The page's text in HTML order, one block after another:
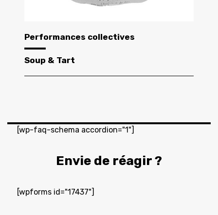
Performances collectives
Soup & Tart
[wp-faq-schema accordion="1"]
Envie de réagir ?
[wpforms id="17437"]